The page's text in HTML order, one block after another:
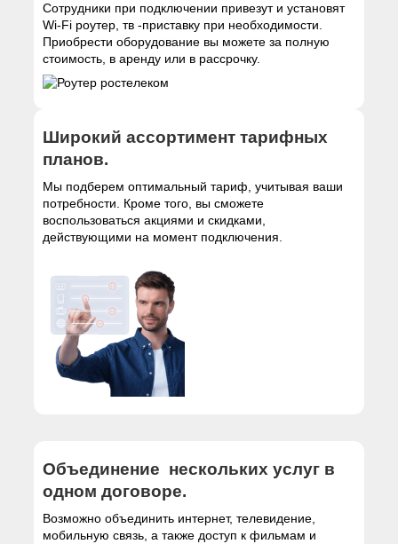
Сотрудники при подключении привезут и установят
Wi-Fi роутер, тв -приставку при необходимости.
Приобрести оборудование вы можете за полную
стоимость, в аренду или в рассрочку.
Широкий ассортимент тарифных
планов.
Мы подберем оптимальный тариф, учитывая ваши
потребности. Кроме того, вы сможете
воспользоваться акциями и скидками,
действующими на момент подключения.
Объединение нескольких услуг в
одном договоре.
Возможно объединить интернет, телевидение,
мобильную связь, а также доступ к фильмам и